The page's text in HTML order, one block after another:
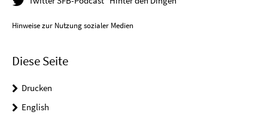
Hinweise zur Nutzung sozialer Medien
Diese Seite
Drucken
English